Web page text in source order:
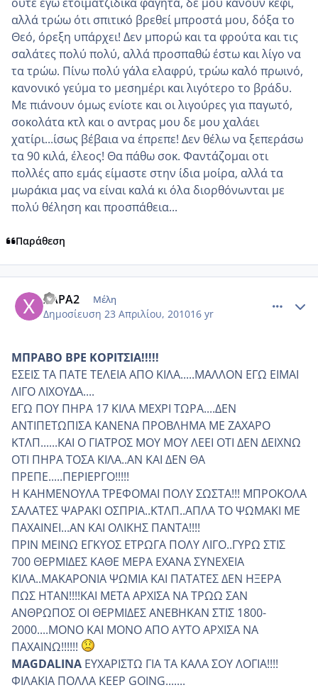
αλλά τρώω ότι σπιτικό βρεθεί μπροστά μου, δόξα το
Θεό, όρεξη υπάρχει! Δεν μπορώ και τα φρούτα και τις
σαλάτες πολύ πολύ, αλλά προσπαθώ έστω και λίγο να
τα τρώω. Πίνω πολύ γάλα ελαφρύ, τρώω καλό πρωινό,
κανονικό γεύμα το μεσημέρι και λιγότερο το βράδυ.
Με πιάνουν όμως ενίοτε και οι λιγούρες για παγωτό,
σοκολάτα κτλ και ο αντρας μου δε μου χαλάει
χατίρι...ίσως βέβαια να έπρεπε! Δεν θέλω να ξεπεράσω
τα 90 κιλά, έλεος! Θα πάθω σοκ. Φαντάζομαι οτι
πολλές απο εμάς είμαστε στην ίδια μοίρα, αλλά τα
μωράκια μας να είναι καλά κι όλα διορθόνωνται με
πολύ θέληση και προσπάθεια...
Παράθεση
ΧΑΡΑ2 Μέλη
Δημοσίευση 23 Απριλίου, 201016 yr
ΜΠΡΑΒΟ ΒΡΕ ΚΟΡΙΤΣΙΑ!!!!!
ΕΣΕΙΣ ΤΑ ΠΑΤΕ ΤΕΛΕΙΑ ΑΠΟ ΚΙΛΑ.....ΜΑΛΛΟΝ ΕΓΩ ΕΙΜΑΙ
ΛΙΓΟ ΛΙΧΟΥΔΑ....
ΕΓΩ ΠΟΥ ΠΗΡΑ 17 ΚΙΛΑ ΜΕΧΡΙ ΤΩΡΑ....ΔΕΝ
ΑΝΤΙΠΕΤΩΠΙΣΑ ΚΑΝΕΝΑ ΠΡΟΒΛΗΜΑ ΜΕ ΖΑΧΑΡΟ
ΚΤΛΠ......ΚΑΙ Ο ΓΙΑΤΡΟΣ ΜΟΥ ΜΟΥ ΛΕΕΙ ΟΤΙ ΔΕΝ ΔΕΙΧΝΩ
ΟTΙ ΠΗΡΑ ΤΟΣΑ ΚΙΛΑ..ΑΝ ΚΑΙ ΔΕΝ ΘΑ
ΠΡΕΠΕ.....ΠΕΡΙΕΡΓΟ!!!!!
Η ΚΑΗΜΕΝΟΥΛΑ ΤΡΕΦΟΜΑΙ ΠΟΛΥ ΣΩΣΤΑ!!! ΜΠΡΟΚΟΛΑ
ΣΑΛΑΤΕΣ ΨΑΡΑΚΙ ΟΣΠΡΙΑ..ΚΤΛΠ..ΑΠΛΑ ΤΟ ΨΩΜΑΚΙ ΜΕ
ΠΑΧΑΙΝΕΙ...ΑΝ ΚΑΙ ΟΛΙΚΗΣ ΠΑΝΤΑ!!!!
ΠΡΙΝ ΜΕΙΝΩ ΕΓΚΥΟΣ ΕΤΡΩΓΑ ΠΟΛΥ ΛΙΓΟ..ΓΥΡΩ ΣΤΙΣ
700 ΘΕΡΜΙΔΕΣ ΚΑΘΕ ΜΕΡΑ ΕΧΑΝΑ ΣΥΝΕΧΕΙΑ
ΚΙΛΑ..ΜΑΚΑΡΟΝΙΑ ΨΩΜΙΑ ΚΑΙ ΠΑΤΑΤΕΣ ΔΕΝ ΗΞΕΡΑ
ΠΩΣ ΗΤΑΝ!!!!ΚΑΙ ΜΕΤΑ ΑΡΧΙΣΑ ΝΑ ΤΡΩΩ ΣΑΝ
ΑΝΘΡΩΠΟΣ ΟΙ ΘΕΡΜΙΔΕΣ ΑΝΕΒΗΚΑΝ ΣΤΙΣ 1800-
2000....ΜΟΝΟ ΚΑΙ ΜΟΝΟ ΑΠΟ ΑΥΤΟ ΑΡΧΙΣΑ ΝΑ
ΠΑΧΑΙΝΩ!!!!!!
MAGDALINA ΕΥΧΑΡΙΣΤΩ ΓΙΑ ΤΑ ΚΑΛΑ ΣΟΥ ΛΟΓΙΑ!!!!
ΦΙΛΑΚΙΑ ΠΟΛΛΑ KEEP GOING.......